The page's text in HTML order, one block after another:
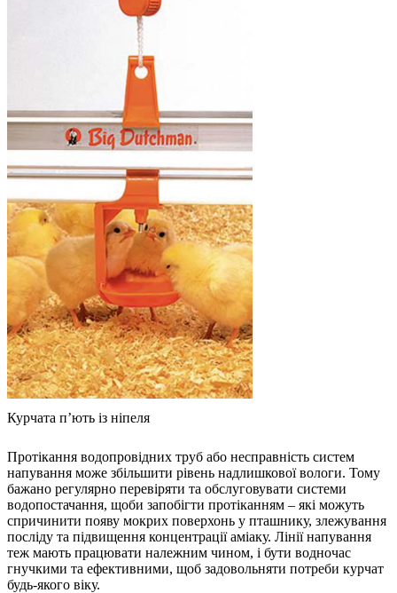
Курчата п’ють із ніпеля
Протікання водопровідних труб або несправність систем
напування може збільшити рівень надлишкової вологи. Тому
бажано регулярно перевіряти та обслуговувати системи
водопостачання, щоби запобігти протіканням – які можуть
спричинити появу мокрих поверхонь у пташнику, злежування
посліду та підвищення концентрації аміаку. Лінії напування
теж мають працювати належним чином, і бути водночас
гнучкими та ефективними, щоб задовольняти потреби курчат
будь-якого віку.